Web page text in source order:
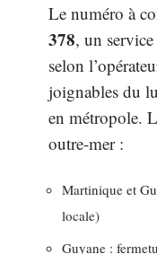
Le numéro à
378, un
selon
joignables du
en métropole.
outre-mer :
Martinique et
locale)
Guyane :